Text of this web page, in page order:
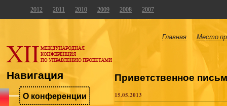
2012 2011 2010 2009 2008 2007
Главная Место
Навигация
О конференции
Приветственное
15.05.2013